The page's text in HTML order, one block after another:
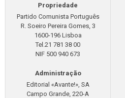
Propriedade
Partido Comunista Português
R. Soeiro Pereira Gomes, 3
1600-196 Lisboa
Tel.21 781 38 00
NIF 500 940 673
Administração
Editorial «Avante!», SA
Campo Grande, 220-A